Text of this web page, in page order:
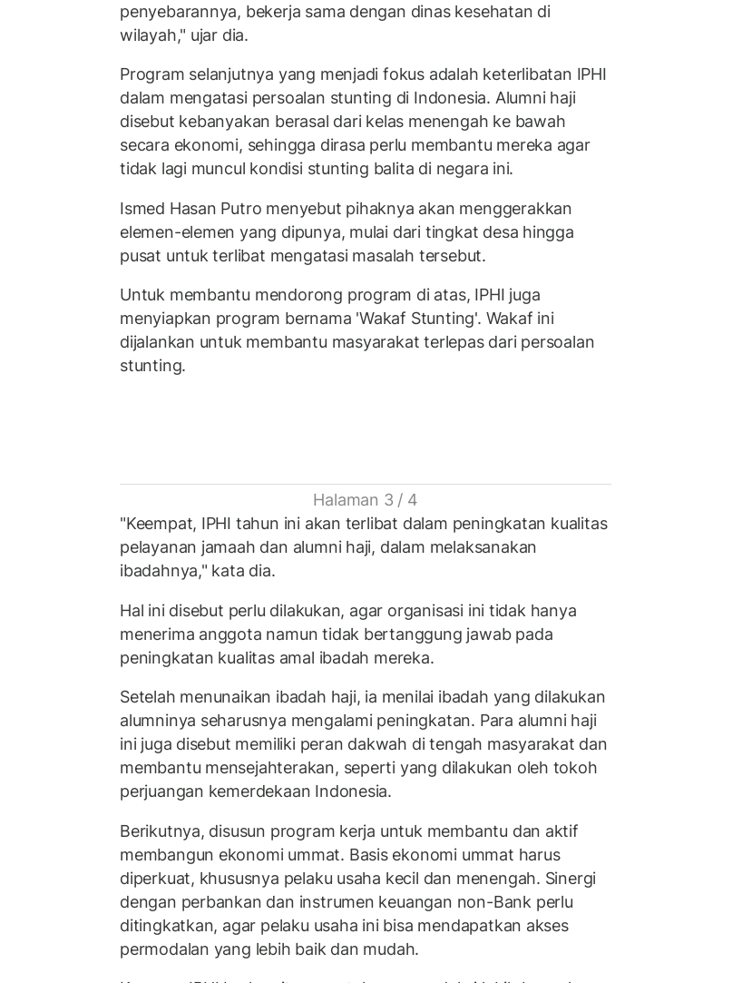
penyebarannya, bekerja sama dengan dinas kesehatan di
wilayah," ujar dia.
Program selanjutnya yang menjadi fokus adalah keterlibatan IPHI
dalam mengatasi persoalan stunting di Indonesia. Alumni haji
disebut kebanyakan berasal dari kelas menengah ke bawah
secara ekonomi, sehingga dirasa perlu membantu mereka agar
tidak lagi muncul kondisi stunting balita di negara ini.
Ismed Hasan Putro menyebut pihaknya akan menggerakkan
elemen-elemen yang dipunya, mulai dari tingkat desa hingga
pusat untuk terlibat mengatasi masalah tersebut.
Untuk membantu mendorong program di atas, IPHI juga
menyiapkan program bernama 'Wakaf Stunting'. Wakaf ini
dijalankan untuk membantu masyarakat terlepas dari persoalan
stunting.
Halaman 3 / 4
"Keempat, IPHI tahun ini akan terlibat dalam peningkatan kualitas
pelayanan jamaah dan alumni haji, dalam melaksanakan
ibadahnya," kata dia.
Hal ini disebut perlu dilakukan, agar organisasi ini tidak hanya
menerima anggota namun tidak bertanggung jawab pada
peningkatan kualitas amal ibadah mereka.
Setelah menunaikan ibadah haji, ia menilai ibadah yang dilakukan
alumninya seharusnya mengalami peningkatan. Para alumni haji
ini juga disebut memiliki peran dakwah di tengah masyarakat dan
membantu mensejahterakan, seperti yang dilakukan oleh tokoh
perjuangan kemerdekaan Indonesia.
Berikutnya, disusun program kerja untuk membantu dan aktif
membangun ekonomi ummat. Basis ekonomi ummat harus
diperkuat, khususnya pelaku usaha kecil dan menengah. Sinergi
dengan perbankan dan instrumen keuangan non-Bank perlu
ditingkatkan, agar pelaku usaha ini bisa mendapatkan akses
permodalan yang lebih baik dan mudah.